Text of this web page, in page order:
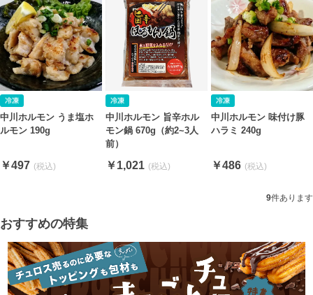
中川ホルモン うま塩ホ
ルモン 190g
￥497
中川ホルモン 旨辛ホル
モン鍋 670g（約2~3人
前）
￥1,021
中川ホルモン 味付け豚
ハラミ 240g
￥486
9件あります
おすすめの特集